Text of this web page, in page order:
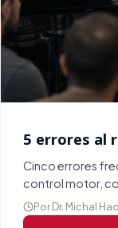
5 errores al
Cinco errores
control motor,
Por Dr. Michal